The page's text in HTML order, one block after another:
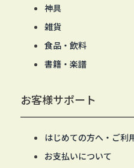
神具
雑貨
食品・飲料
書籍・楽譜
お客様サポート
はじめての方へ・ご利
お支払いについて